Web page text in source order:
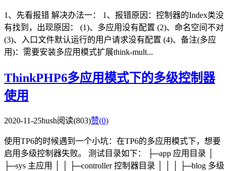
1、先看报错 解决办法一： 1、报错原因：控制器的Index类没
有找到，出现原因： (1)、多应用没有配置 (2)、命名空间不对
(3)、入口文件默认运行的用户请求没有配置 (4)、备注(多应
用)：需要安装多应用模式扩展think-mult...
ThinkPHP6多应用模式下的多级控制器
使用
2020-11-25hush阅读(803)赞(0)
使用TP6的时候遇到一个小坑：在TP6的多应用模式下，想要
启用多级控制器失败。 测试目录如下： ├─app 应用目录 │
├─sys 主应用 │ │ ├─controller 控制器目录 │ │ │ ├─blog 多级